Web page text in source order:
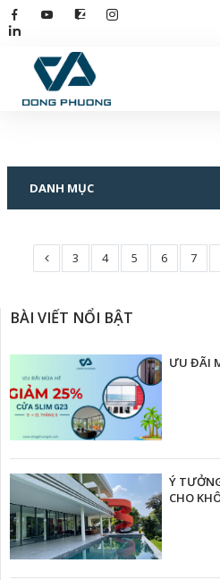
DANH MỤC
3 4 5 6 7
BÀI VIẾT NỔI BẬT
ƯU ĐÃI
Ý
CHO